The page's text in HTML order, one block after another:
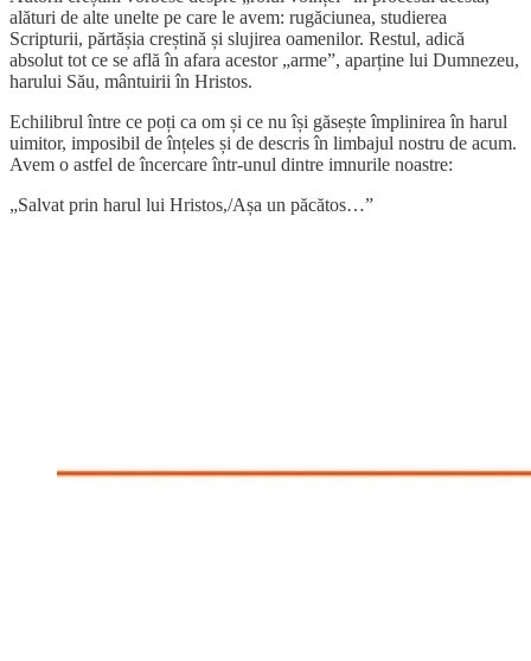
alături de alte unelte pe care le avem: rugăciunea, studierea
Scripturii, părtășia creștină și slujirea oamenilor. Restul, adică
absolut tot ce se află în afara acestor „arme”, aparține lui Dumnezeu,
harului Său, mântuirii în Hristos.
Echilibrul între ce poți ca om și ce nu își găsește împlinirea în harul
uimitor, imposibil de înțeles și de descris în limbajul nostru de acum.
Avem o astfel de încercare într-unul dintre imnurile noastre:
„Salvat prin harul lui Hristos,/Așa un păcătos…”